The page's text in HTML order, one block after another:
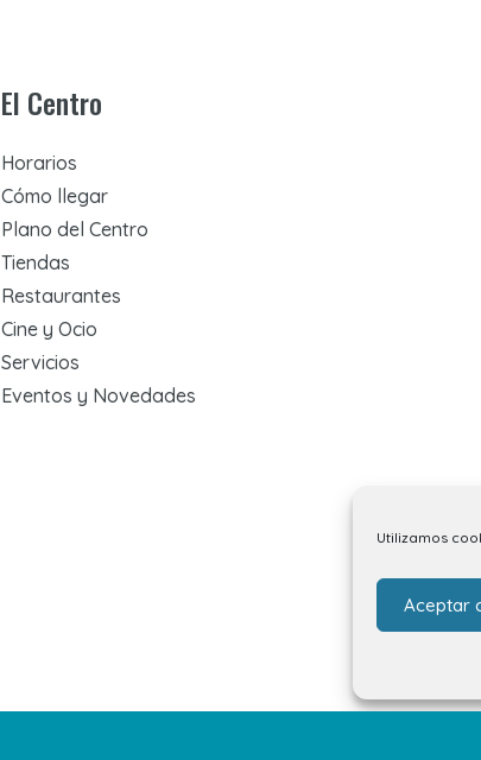
Utilizamos
Aceptar
El Centro
Horarios
Cómo llegar
Plano del Centro
Tiendas
Restaurantes
Cine y Ocio
Servicios
Eventos y Novedades